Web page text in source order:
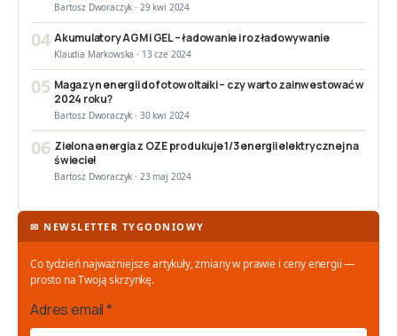
Bartosz Dworaczyk · 29 kwi 2024
04 Akumulatory AGM i GEL – ładowanie i rozładowywanie
Klaudia Markowska · 13 cze 2024
05 Magazyn energii do fotowoltaiki – czy warto zainwestować w
2024 roku?
Bartosz Dworaczyk · 30 kwi 2024
06 Zielona energia z OZE produkuje 1/3 energii elektrycznej na
świecie!
Bartosz Dworaczyk · 23 maj 2024
✉ NEWSLETTER TYGODNIOWY
Co tydzień najważniejsze artykuły, zmiany w prawie i ceny energii —
prosto na Twoją skrzynkę.
Adres email *